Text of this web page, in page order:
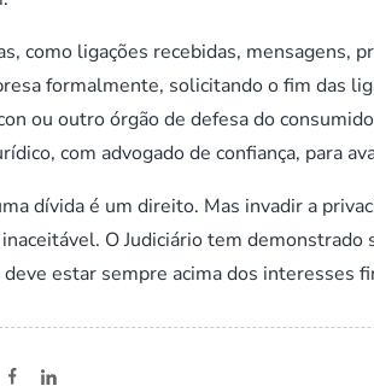
como ligações recebidas, mensagens,
formalmente, solicitando o fim das
ou outro órgão de defesa do
com advogado de confiança, para
dívida é um direito. Mas invadir a
O Judiciário tem
estar sempre acima dos interesses